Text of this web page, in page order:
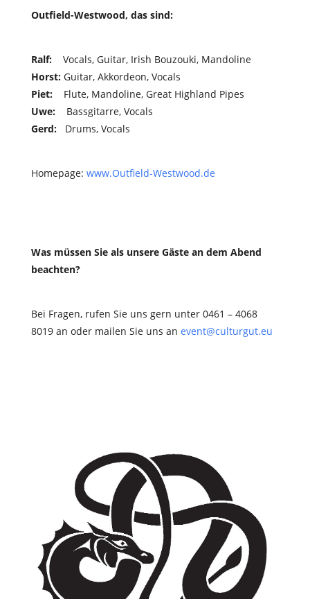
Outfield-Westwood, das sind:
Ralf:Vocals, Guitar, Irish Bouzouki, Mandoline
Horst:Guitar, Akkordeon, Vocals
Piet:
Flute, Mandoline, Great Highland Pipes
Uwe:
Bassgitarre, Vocals
Gerd:Drums, Vocals
Homepage: www.Outfield-Westwood.de
Was müssen Sie als unsere Gäste an dem Abend
beachten?
Bei Fragen, rufen Sie uns gern unter 0461 – 4068
8019 an oder mailen Sie uns an event@culturgut.eu